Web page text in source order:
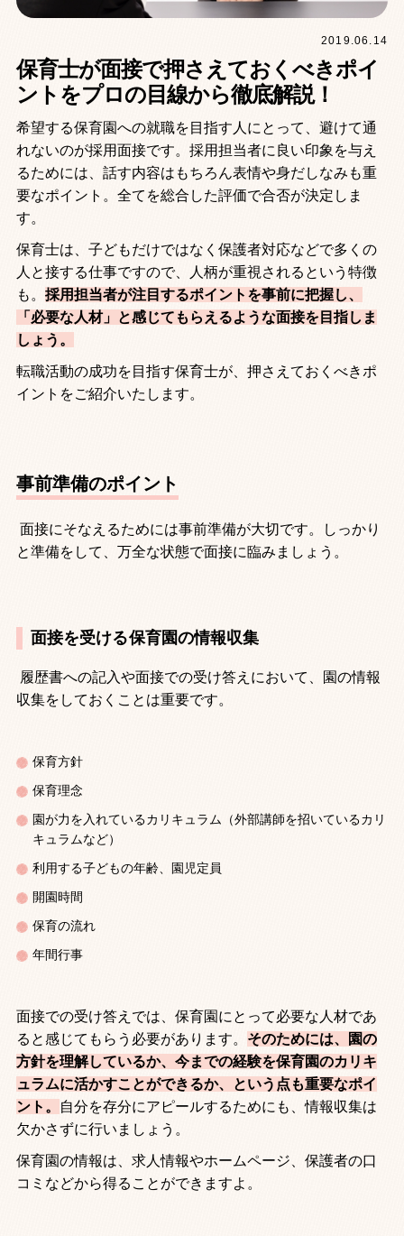
2019.06.14
保育士が面接で押さえておくべきポイ
ントをプロの目線から徹底解説！
希望する保育園への就職を目指す人にとって、避けて通
れないのが採用面接です。採用担当者に良い印象を与え
るためには、話す内容はもちろん表情や身だしなみも重
要なポイント。全てを総合した評価で合否が決定しま
す。
保育士は、子どもだけではなく保護者対応などで多くの
人と接する仕事ですので、人柄が重視されるという特徴
も。 採用担当者が注目するポイントを事前に把握し、
「必要な人材」と感じてもらえるような面接を目指しま
しょう。
転職活動の成功を目指す保育士が、押さえておくべきポ
イントをご紹介いたします。
事前準備のポイント
面接にそなえるためには事前準備が大切です。しっかり
と準備をして、万全な状態で面接に臨みましょう。
面接を受ける保育園の情報収集
履歴書への記入や面接での受け答えにおいて、園の情報
収集をしておくことは重要です。
保育方針
保育理念
園が力を入れているカリキュラム（外部講師を招いているカリ
キュラムなど）
利用する子どもの年齢、園児定員
開園時間
保育の流れ
年間行事
面接での受け答えでは、保育園にとって必要な人材であ
ると感じてもらう必要があります。 そのためには、園の
方針を理解しているか、今までの経験を保育園のカリキ
ュラムに活かすことができるか、という点も重要なポイ
ント。
自分を存分にアピールするためにも、情報収集は
欠かさずに行いましょう。
保育園の情報は、求人情報やホームページ、保護者の口
コミなどから得ることができますよ。